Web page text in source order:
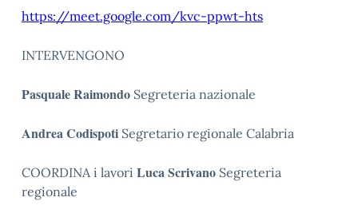
https://meet.google.com/kvc-ppwt-hts
INTERVENGONO
Pasquale Raimondo Segreteria nazionale
Andrea Codispoti Segretario regionale Calabria
COORDINA i lavori Luca Scrivano Segreteria
regionale